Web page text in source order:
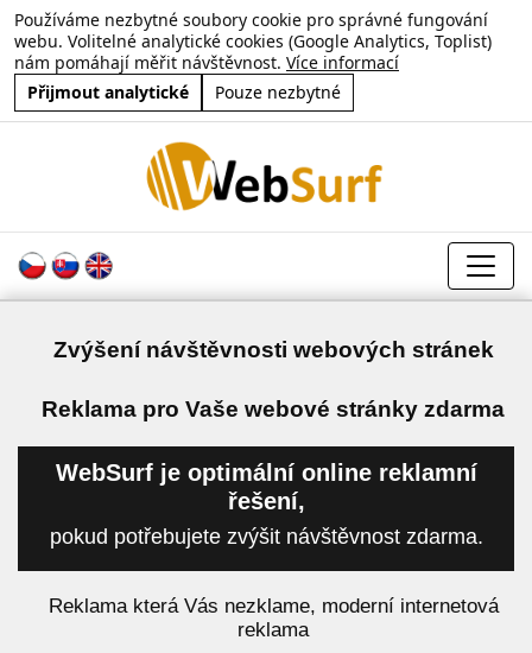
Používáme nezbytné soubory cookie pro správné fungování
webu. Volitelné analytické cookies (Google Analytics, Toplist)
nám pomáhají měřit návštěvnost. Více informací
Přijmout analytické
Pouze nezbytné
Zvýšení návštěvnosti webových stránek
Reklama pro Vaše webové stránky zdarma
WebSurf je optimální online reklamní
řešení,
pokud potřebujete zvýšit návštěvnost zdarma.
Reklama která Vás nezklame, moderní internetová
reklama